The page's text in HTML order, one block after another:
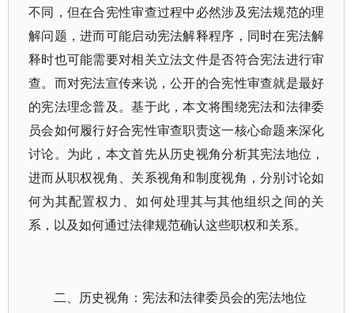
不同，但在合宪性审查过程中必然涉及宪法规范的理
解问题，进而可能启动宪法解释程序，同时在宪法解
释时也可能需要对相关立法文件是否符合宪法进行审
查。而对宪法宣传来说，公开的合宪性审查就是最好
的宪法理念普及。基于此，本文将围绕宪法和法律委
员会如何履行好合宪性审查职责这一核心命题来深化
讨论。为此，本文首先从历史视角分析其宪法地位，
进而从职权视角、关系视角和制度视角，分别讨论如
何为其配置权力、如何处理其与其他组织之间的关
系，以及如何通过法律规范确认这些职权和关系。
二、历史视角：宪法和法律委员会的宪法地位